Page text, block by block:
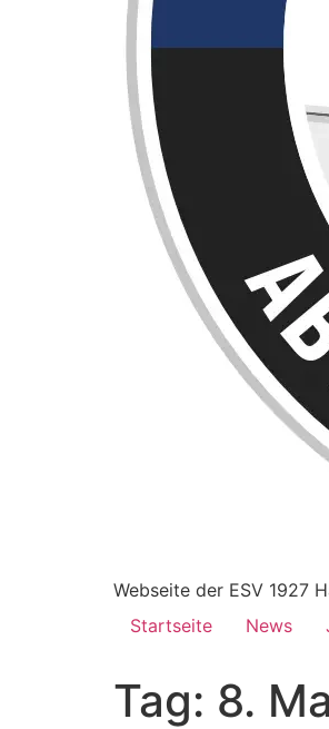
Webseite der ESV 1927
Startseite
News
Tag: 8.